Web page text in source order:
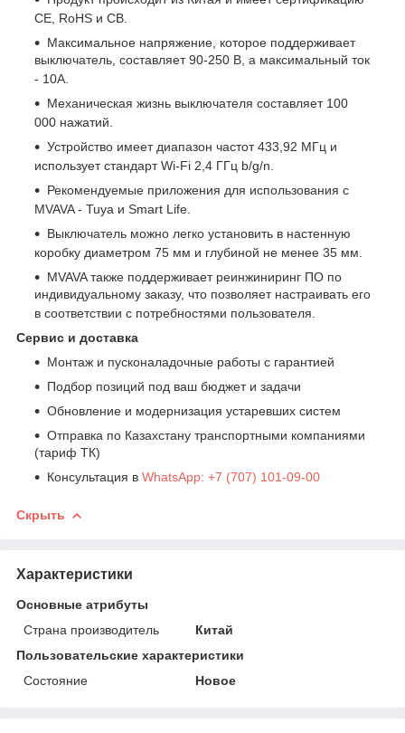
CE, RoHS и CB.
Максимальное напряжение, которое поддерживает
выключатель, составляет 90-250 В, а максимальный ток
- 10A.
Механическая жизнь выключателя составляет 100
000 нажатий.
Устройство имеет диапазон частот 433,92 МГц и
использует стандарт Wi-Fi 2,4 ГГц b/g/n.
Рекомендуемые приложения для использования с
MVAVA - Tuya и Smart Life.
Выключатель можно легко установить в настенную
коробку диаметром 75 мм и глубиной не менее 35 мм.
MVAVA также поддерживает реинжиниринг ПО по
индивидуальному заказу, что позволяет настраивать его
в соответствии с потребностями пользователя.
Сервис и доставка
Монтаж и пусконаладочные работы с гарантией
Подбор позиций под ваш бюджет и задачи
Обновление и модернизация устаревших систем
Отправка по Казахстану транспортными компаниями
(тариф ТК)
Консультация в WhatsApp: +7 (707) 101-09-00
Скрыть
Характеристики
Основные атрибуты
Страна производитель
Китай
Пользовательские характеристики
Состояние
Новое